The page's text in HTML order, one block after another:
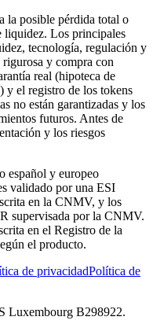
la posible pérdida total o
liquidez. Los principales
tecnología, regulación y
y compra con
real (hipoteca de
y el registro de los tokens
no están garantizadas y los
futuros. Antes de
y los riesgos
español y europeo
validado por una ESI
en la CNMV, y los
supervisada por la CNMV.
en el Registro de la
el producto.
de privacidadPolítica de
Luxembourg B298922.